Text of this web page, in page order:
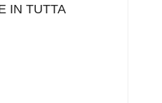
IN TUTTA